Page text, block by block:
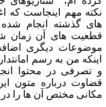
نکته مهم اینجاست که
های گذشته انجام
قطعیت های آن زمان
موضوعات دیگری
اینکه من به رسم
و تصرفی در محتوا
قضاوت درباره متون
مکانی مختص آن ها را در